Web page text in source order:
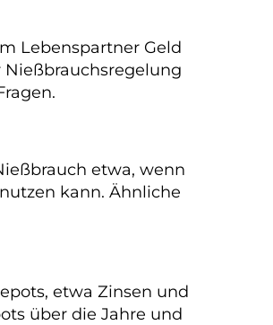
Lebenspartner Geld
etwa, wenn
kann. Ähnliche
etwa Zinsen und
über die Jahre und